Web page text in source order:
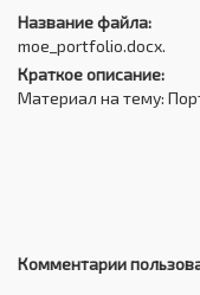
Название файла:
moe_portfolio.docx.
Краткое описание:
Материал на тему:
Комментарии